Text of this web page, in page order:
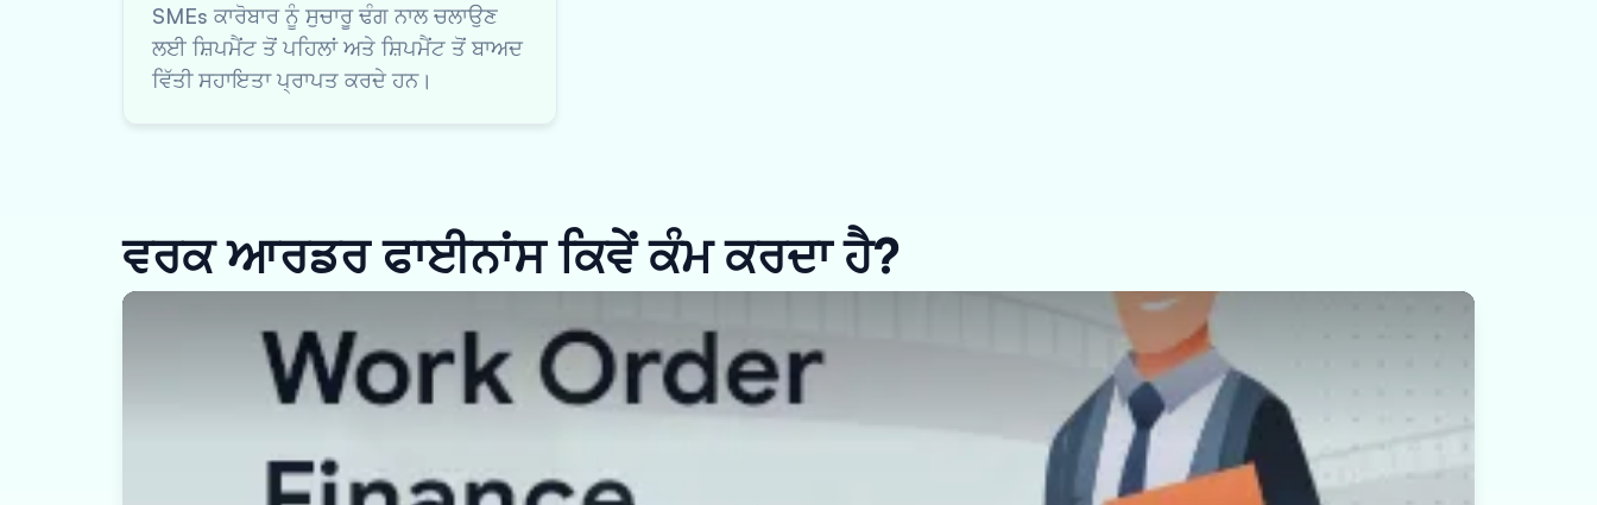
SMEs ਕਾਰੋਬਾਰ ਨੂੰ ਸੁਚਾਰੂ ਢੰਗ ਨਾਲ ਚਲਾਉਣ
ਲਈ ਸ਼ਿਪਮੈਂਟ ਤੋਂ ਪਹਿਲਾਂ ਅਤੇ ਸ਼ਿਪਮੈਂਟ ਤੋਂ ਬਾਅਦ
ਵਿੱਤੀ ਸਹਾਇਤਾ ਪ੍ਰਾਪਤ ਕਰਦੇ ਹਨ।
ਵਰਕ ਆਰਡਰ ਫਾਈਨਾਂਸ ਕਿਵੇਂ ਕੰਮ ਕਰਦਾ ਹੈ?